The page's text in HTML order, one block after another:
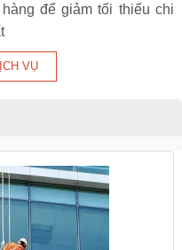
để giảm tối thiểu chi